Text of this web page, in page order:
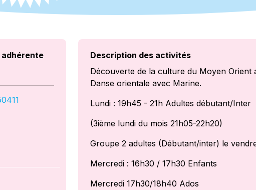
adhérente
Description des activités
Découverte de la culture du Moyen Orient
Danse orientale avec Marine.
Lundi : 19h45 - 21h Adultes débutant/Inter
(3ième lundi du mois 21h05-22h20)
Groupe 2 adultes (Débutant/inter) le
Mercredi : 16h30 / 17h30 Enfants
Mercredi 17h30/18h40 Ados